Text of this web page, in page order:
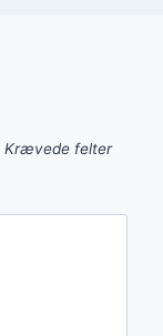
Krævede felter